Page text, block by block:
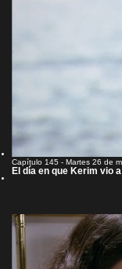
Capítulo 145 - Martes 26 de
El día en que Kerim vio